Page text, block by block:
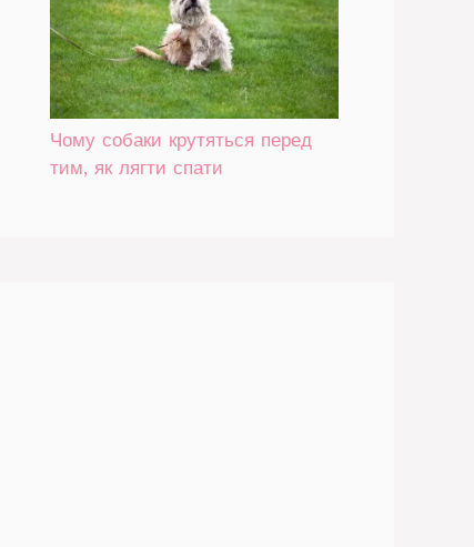
Чому собаки крутяться перед
тим, як лягти спати